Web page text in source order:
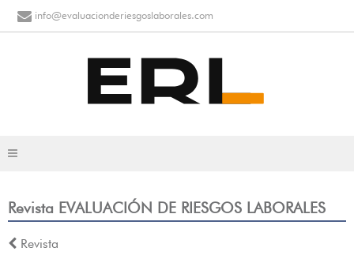
info@evaluacionderiesgoslaborales.com
Revista EVALUACIÓN DE RIESGOS LABORALES
Revista